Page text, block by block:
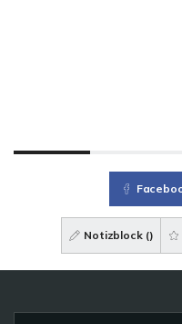
Notizblock ()